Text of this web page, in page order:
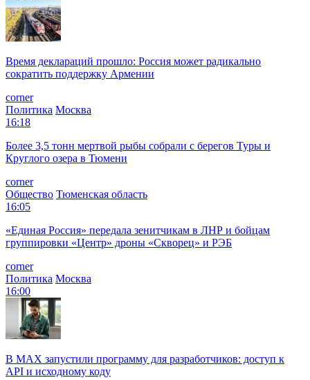
Время деклараций прошло: Россия может радикально
сократить поддержку Армении
corner
Политика Москва
16:18
Более 3,5 тонн мертвой рыбы собрали с берегов Туры и
Круглого озера в Тюмени
corner
Общество Тюменская область
16:05
«Единая Россия» передала зенитчикам в ЛНР и бойцам
группировки «Центр» дроны «Скворец» и РЭБ
corner
Политика Москва
16:00
В MAX запустили программу для разработчиков: доступ к
API и исходному коду